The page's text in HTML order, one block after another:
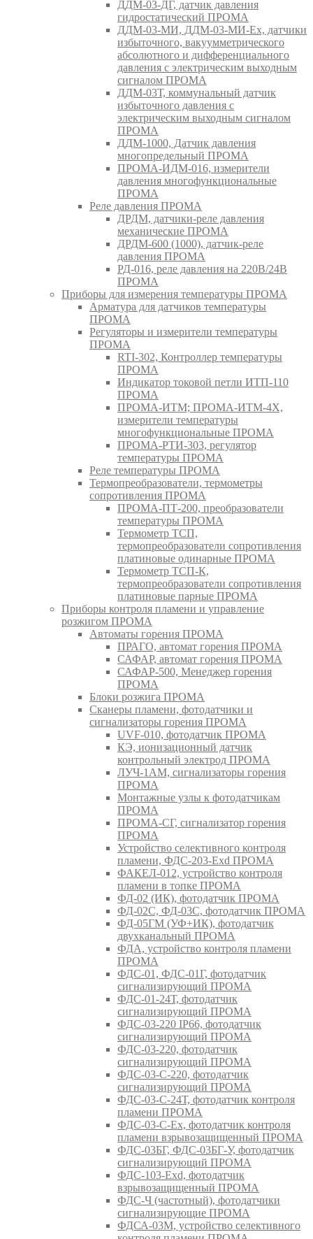
ДДМ-03-ДГ, датчик давления
гидростатический ПРОМА
ДДМ-03-МИ, ДДМ-03-МИ-Ех, датчики
избыточного, вакуумметрического
абсолютного и дифференциального
давления с электрическим выходным
сигналом ПРОМА
ДДМ-03Т, коммунальный датчик
избыточного давления с
электрическим выходным сигналом
ПРОМА
ДДМ-1000, Датчик давления
многопредельный ПРОМА
ПРОМА-ИДМ-016, измерители
давления многофункциональные
ПРОМА
Реле давления ПРОМА
ДРДМ, датчики-реле давления
механические ПРОМА
ДРДМ-600 (1000), датчик-реле
давления ПРОМА
РД-016, реле давления на 220В/24В
ПРОМА
Приборы для измерения температуры ПРОМА
Арматура для датчиков температуры
ПРОМА
Регуляторы и измерители температуры
ПРОМА
RTI-302, Контроллер температуры
ПРОМА
Индикатор токовой петли ИТП-110
ПРОМА
ПРОМА-ИТМ; ПРОМА-ИТМ-4Х,
измерители температуры
многофункциональные ПРОМА
ПРОМА-РТИ-303, регулятор
температуры ПРОМА
Реле температуры ПРОМА
Термопреобразователи, термометры
сопротивления ПРОМА
ПРОМА-ПТ-200, преобразователи
температуры ПРОМА
Термометр ТСП,
термопреобразователи сопротивления
платиновые одинарные ПРОМА
Термометр ТСП-К,
термопреобразователи сопротивления
платиновые парные ПРОМА
Приборы контроля пламени и управление
розжигом ПРОМА
Автоматы горения ПРОМА
ПРАГО, автомат горения ПРОМА
САФАР, автомат горения ПРОМА
САФАР-500, Менеджер горения
ПРОМА
Блоки розжига ПРОМА
Сканеры пламени, фотодатчики и
сигнализаторы горения ПРОМА
UVF-010, фотодатчик ПРОМА
КЭ, ионизационный датчик
контрольный электрод ПРОМА
ЛУЧ-1АМ, сигнализаторы горения
ПРОМА
Монтажные узлы к фотодатчикам
ПРОМА
ПРОМА-СГ, сигнализатор горения
ПРОМА
Устройство селективного контроля
пламени, ФДС-203-Exd ПРОМА
ФАКЕЛ-012, устройство контроля
пламени в топке ПРОМА
ФД-02 (ИК), фотодатчик ПРОМА
ФД-02С, ФД-03С, фотодатчик ПРОМА
ФД-05ГМ (УФ+ИК), фотодатчик
двухканальный ПРОМА
ФДА, устройство контроля пламени
ПРОМА
ФДС-01, ФДС-01Г, фотодатчик
сигнализирующий ПРОМА
ФДС-01-24Т, фотодатчик
сигнализирующий ПРОМА
ФДС-03-220 IP66, фотодатчик
сигнализирующий ПРОМА
ФДС-03-220, фотодатчик
сигнализирующий ПРОМА
ФДС-03-С-220, фотодатчик
сигнализирующий ПРОМА
ФДС-03-С-24Т, фотодатчик контроля
пламени ПРОМА
ФДС-03-С-Ex, фотодатчик контроля
пламени взрывозащищенный ПРОМА
ФДС-03БГ, ФДС-03БГ-У, фотодатчик
сигнализирующий ПРОМА
ФДС-103-Ехd, фотодатчик
взрывозащищенный ПРОМА
ФДС-Ч (частотный), фотодатчики
сигнализирующие ПРОМА
ФДСА-03М, устройство селективного